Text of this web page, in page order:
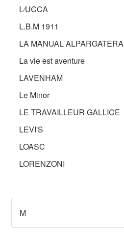
L⁄UCCA
L.B.M 1911
LA MANUAL ALPARGATERA
La vie est aventure
LAVENHAM
Le Minor
LE TRAVAILLEUR GALLICE
LEVI'S
LOASC
LORENZONI
M